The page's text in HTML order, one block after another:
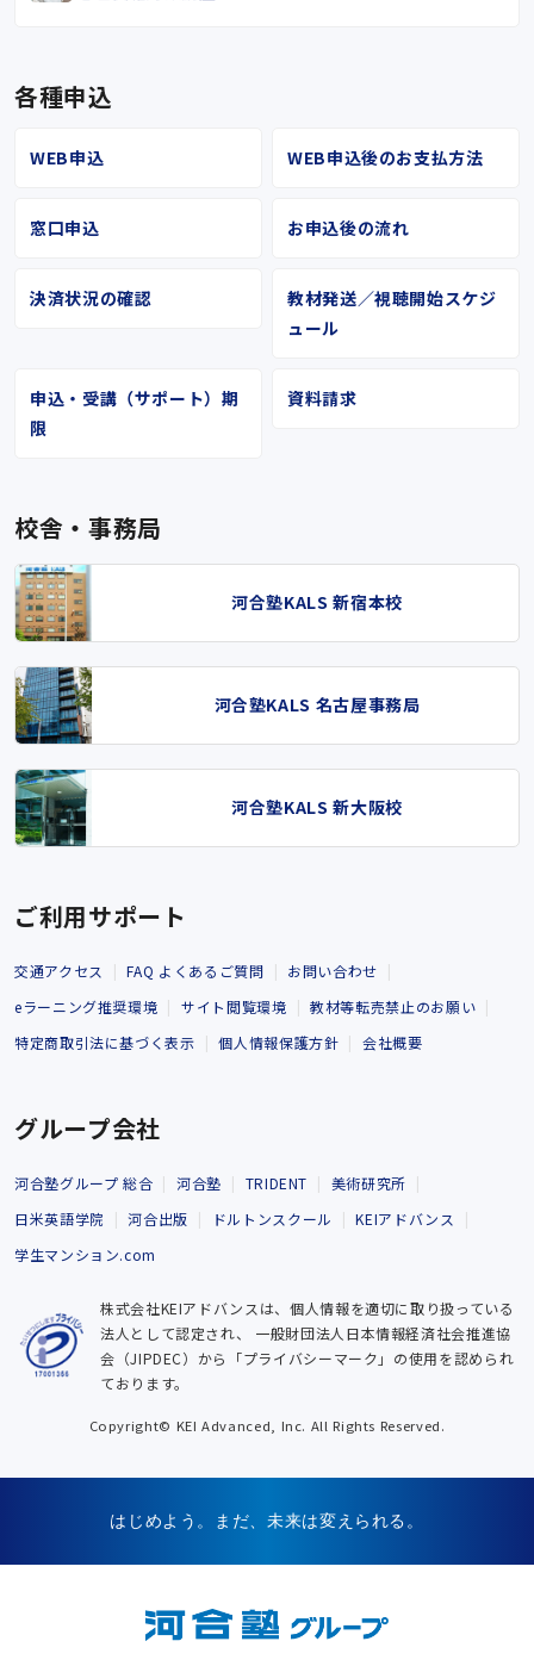
各種申込
WEB申込 WEB申込後のお支払方法
窓口申込 お申込後の流れ
決済状況の確認
教材発送／視聴開始スケジ
ュール
申込・受講（サポート）期
限
資料請求
校舎・事務局
河合塾KALS 新宿本校
河合塾KALS 名古屋事務局
河合塾KALS 新大阪校
ご利用サポート
交通アクセス FAQ よくあるご質問
お問い合わせ
eラーニング推奨環境
サイト閲覧環境
教材等転売禁止のお願い
特定商取引法に基づく表示
個人情報保護方針 会社概要
グループ会社
河合塾グループ 総合 河合塾 TRIDENT
美術研究所
日米英語学院
河合出版 ドルトンスクール
KEIアドバンス
学生マンション.com
株式会社KEIアドバンスは、個人情報を適切に取り扱っている
法人として認定され、 一般財団法人日本情報経済社会推進協
会（JIPDEC）から「プライバシーマーク」の使用を認められ
ております。
Copyright© KEI Advanced, Inc. All Rights Reserved.
はじめよう。まだ、未来は変えられる。